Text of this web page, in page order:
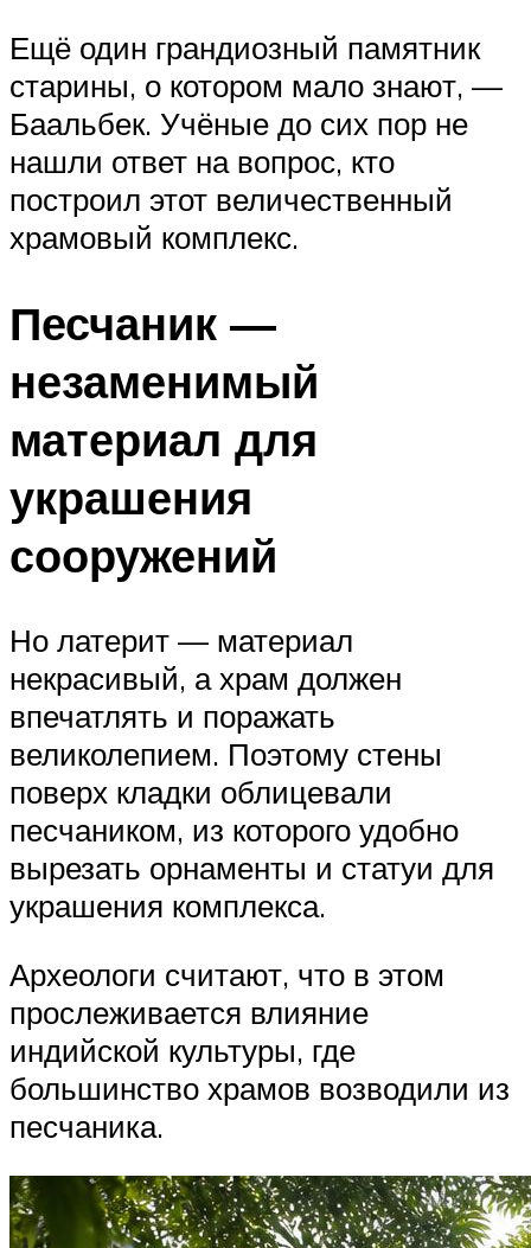
Ещё один грандиозный памятник
старины, о котором мало знают, —
Баальбек. Учёные до сих пор не
нашли ответ на вопрос, кто
построил этот величественный
храмовый комплекс.
Песчаник —
незаменимый
материал для
украшения
сооружений
Но латерит — материал
некрасивый, а храм должен
впечатлять и поражать
великолепием. Поэтому стены
поверх кладки облицевали
песчаником, из которого удобно
вырезать орнаменты и статуи для
украшения комплекса.
Археологи считают, что в этом
прослеживается влияние
индийской культуры, где
большинство храмов возводили из
песчаника.